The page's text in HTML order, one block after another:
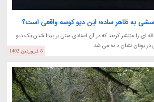
به ظاهر ساده؛ این دیو کوسه واقعی است؟
ای را منتشر کردند که در آن اسنادی مبنی بر پیدا شدن یک دیو
یونان نشان داده می شد.
8 فروردین 1402